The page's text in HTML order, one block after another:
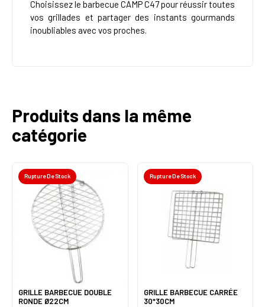
Choisissez le barbecue CAMP C47 pour réussir toutes
vos grillades et partager des instants gourmands
inoubliables avec vos proches.
Produits dans la même
catégorie
Rupture De Stock
GRILLE BARBECUE DOUBLE
RONDE Ø22CM
Rupture De Stock
GRILLE BARBECUE CARRÉE
30*30CM